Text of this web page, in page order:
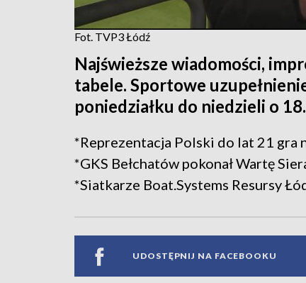
Fot. TVP3 Łódź
Najświeższe wiadomości,
tabele. Sportowe
poniedziałku do niedzieli o
*Reprezentacja Polski do lat 21 gra
*GKS Bełchatów pokonał Wartę
*Siatkarze Boat.Systems Resursy
UDOSTĘPNIJ NA FACEBOOKU